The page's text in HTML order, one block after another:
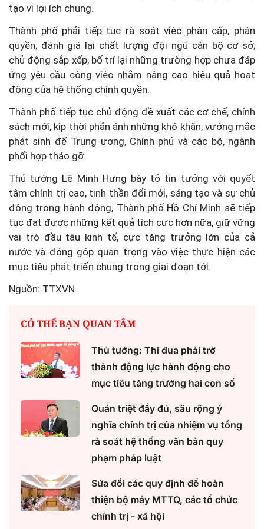
tạo vì lợi ích chung.
Thành phố phải tiếp tục rà soát việc phân cấp, phân
quyền; đánh giá lại chất lượng đội ngũ cán bộ cơ sở;
chủ động sắp xếp, bố trí lại những trường hợp chưa đáp
ứng yêu cầu công việc nhằm nâng cao hiệu quả hoạt
động của hệ thống chính quyền.
Thành phố tiếp tục chủ động đề xuất các cơ chế, chính
sách mới, kịp thời phản ánh những khó khăn, vướng mắc
phát sinh để Trung ương, Chính phủ và các bộ, ngành
phối hợp tháo gỡ.
Thủ tướng Lê Minh Hưng bày tỏ tin tưởng với quyết
tâm chính trị cao, tinh thần đổi mới, sáng tạo và sự chủ
động trong hành động, Thành phố Hồ Chí Minh sẽ tiếp
tục đạt được những kết quả tích cực hơn nữa, giữ vững
vai trò đầu tàu kinh tế, cực tăng trưởng lớn của cả
nước và đóng góp quan trọng vào việc thực hiện các
mục tiêu phát triển chung trong giai đoạn tới.
Nguồn: TTXVN
CÓ THỂ BẠN QUAN TÂM
Thủ tướng: Thi đua phải trở
thành động lực hành động cho
mục tiêu tăng trưởng hai con số
Quán triệt đầy đủ, sâu rộng ý
nghĩa chính trị của nhiệm vụ tổng
rà soát hệ thống văn bản quy
phạm pháp luật
Sửa đổi các quy định để hoàn
thiện bộ máy MTTQ, các tổ chức
chính trị - xã hội